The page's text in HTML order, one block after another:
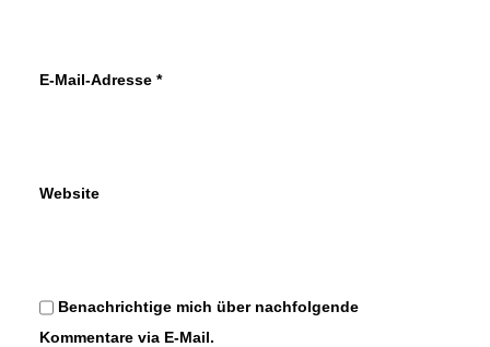
E-Mail-Adresse *
Website
Benachrichtige mich über nachfolgende
Kommentare via E-Mail.